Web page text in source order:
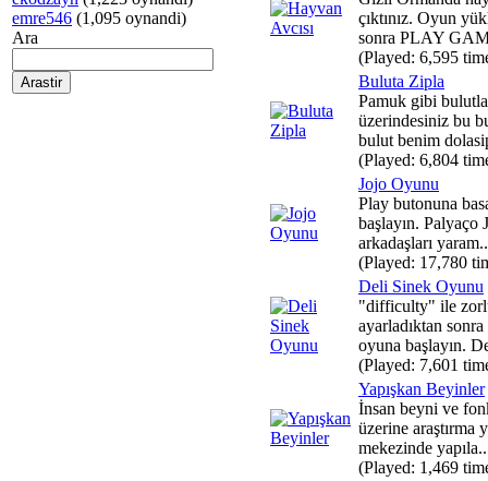
emre546 (1,095 oynandi)
Ara
çıktınız. Oyun
sonra PLAY
(Played: 6,595
Buluta Zipla
Pamuk gibi
üzerindesiniz bu
bulut benim
(Played: 6,804
Jojo Oyunu
Play butonuna
başlayın. Palyaço
arkadaşları
(Played: 17,780
Deli Sinek Oyunu
"difficulty" ile
ayarladıktan
oyuna başlayın.
(Played: 7,601
Yapışkan Beyinler
İnsan beyni ve
üzerine araştırma
mekezinde
(Played: 1,469